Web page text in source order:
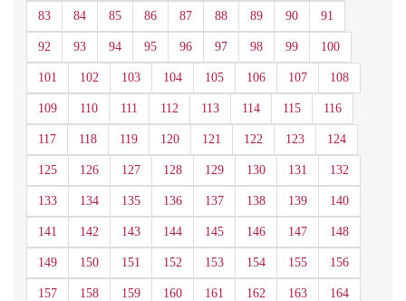
83 84 85 86 87 88 89 90 91
92 93 94 95 96 97 98 99 100
101 102 103 104 105 106 107 108
109 110 111 112 113 114 115 116
117 118 119 120 121 122 123 124
125 126 127 128 129 130 131 132
133 134 135 136 137 138 139 140
141 142 143 144 145 146 147 148
149 150 151 152 153 154 155 156
157 158 159 160 161 162 163 164